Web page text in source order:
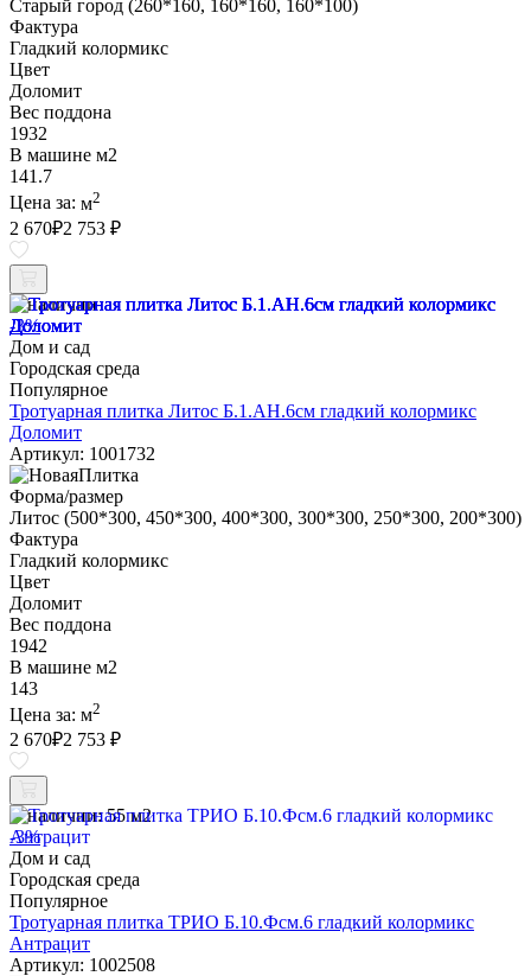
Старый город (260*160, 160*160, 160*100)
Фактура
Гладкий колормикс
Цвет
Доломит
Вес поддона
1932
В машине м2
141.7
Цена за: м2
2 670₽2 753 ₽
В наличии
-3%
Дом и сад
Городская среда
Популярное
Тротуарная плитка Литос Б.1.АН.6см гладкий колормикс
Доломит
Артикул: 1001732
Форма/размер
Литос (500*300, 450*300, 400*300, 300*300, 250*300, 200*300)
Фактура
Гладкий колормикс
Цвет
Доломит
Вес поддона
1942
В машине м2
143
Цена за: м2
2 670₽2 753 ₽
В наличии: 55 м2
-3%
Дом и сад
Городская среда
Популярное
Тротуарная плитка ТРИО Б.10.Фсм.6 гладкий колормикс
Антрацит
Артикул: 1002508